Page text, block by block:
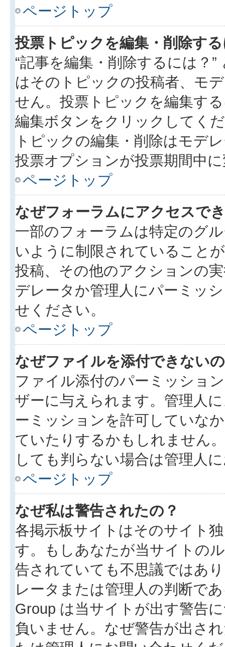
ページトップ
投票トピックを編集・削除す
“記事を編集・削除するには？
はそのトピックの投稿者、モ
せん。投票トピックを編集す
編集ボタンをクリックしてく
トピックの編集・削除はモデ
投票オプションが投票期間中
ページトップ
なぜフォーラムにアクセスで
一部のフォーラムは特定のグ
いように制限されていること
投稿、その他のアクションの
デレータか管理人にパーミッ
せください。
ページトップ
なぜファイルを添付できない
ファイル添付のパーミッショ
ザーに与えられます。管理人
ーミッションを許可していな
ていたりするかもしれません
しても判らない場合は管理人
ページトップ
なぜ私は警告されたの？
各掲示板サイトはそのサイト
す。もしあなたが当サイトの
告されていても不思議ではあ
レータまたは管理人の判断で
Group は当サイトが出す警告
負いません。なぜ警告が出さ